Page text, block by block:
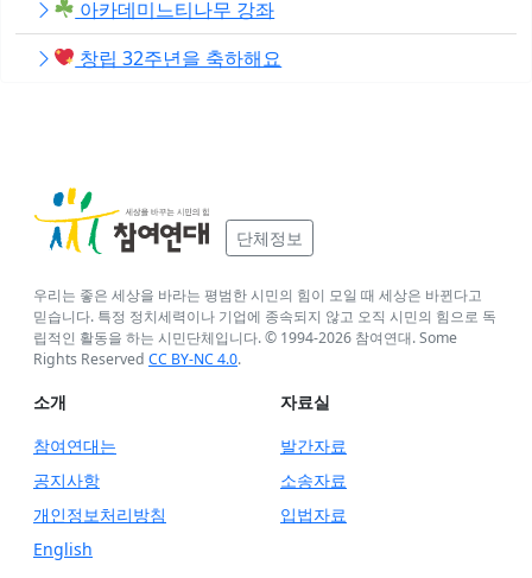
아카데미느티나무 강좌
창립 32주년을 축하해요
단체정보
우리는 좋은 세상을 바라는 평범한 시민의 힘이 모일 때 세상은 바뀐다고
믿습니다. 특정 정치세력이나 기업에 종속되지 않고 오직 시민의 힘으로 독
립적인 활동을 하는 시민단체입니다. © 1994-2026 참여연대. Some
Rights Reserved CC BY-NC 4.0.
소개
참여연대는
공지사항
개인정보처리방침
English
자료실
발간자료
소송자료
입법자료